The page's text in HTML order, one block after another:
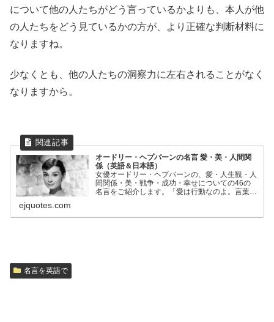
について他の人たちがどう言っているかよりも、本人が他
の人たちをどう見ているかの方が、より正確な判断材料に
なりますね。
少なくとも、他の人たちの洞察力に左右されることがなく
なりますから。
オードリー・ヘプバーンの名言 愛・美・人間関
係（英語＆日本語）
女優オードリー・ヘプバーンの、愛・人生観・人
間関係・美・戦争・成功・幸せについての46の
名言をご紹介します。「愛は行動なのよ。言葉だ
ようとする必要なんてないわ」など。
ejquotes.com
名言を英語で